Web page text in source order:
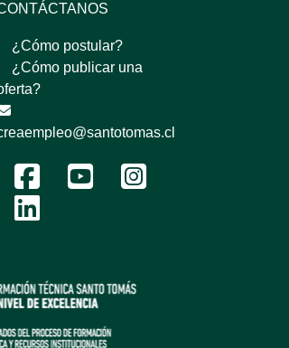
¿Cómo postular?
¿Cómo publicar una